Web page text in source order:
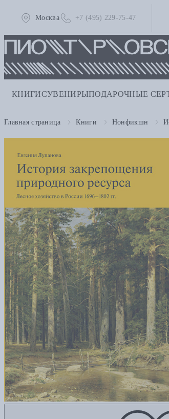
Москва +7 (495) 229-75-47
КНИГИСУВЕНИРЫПОДАРОЧНЫЕ
Главная страница Книги Нонфикшн